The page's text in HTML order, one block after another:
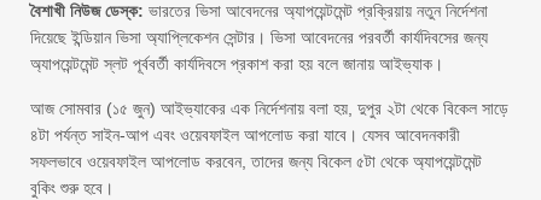
বৈশাখী নিউজ ডেস্ক: ভারতের ভিসা আবেদনের অ্যাপয়েন্টমেন্ট প্রক্রিয়ায় নতুন নির্দেশনা
দিয়েছে ইন্ডিয়ান ভিসা অ্যাপ্লিকেশন সেন্টার। ভিসা আবেদনের পরবর্তী কার্যদিবসের জন্য
অ্যাপয়েন্টমেন্ট স্লট পূর্ববর্তী কার্যদিবসে প্রকাশ করা হয় বলে জানায় আইভ্যাক।
আজ সোমবার (১৫ জুন) আইভ্যাকের এক নির্দেশনায় বলা হয়, দুপুর ২টা থেকে বিকেল সাড়ে
৪টা পর্যন্ত সাইন-আপ এবং ওয়েবফাইল আপলোড করা যাবে। যেসব আবেদনকারী
সফলভাবে ওয়েবফাইল আপলোড করবেন, তাদের জন্য বিকেল ৫টা থেকে অ্যাপয়েন্টমেন্ট
বুকিং শুরু হবে।